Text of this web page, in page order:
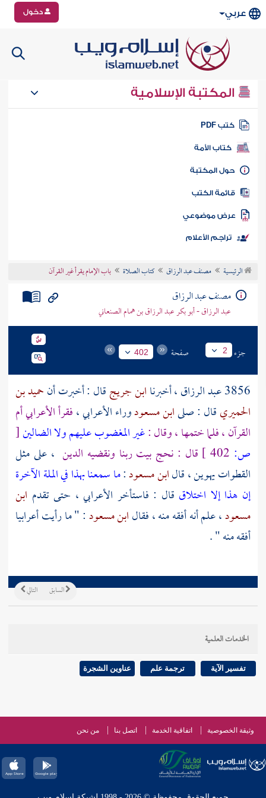
عربي دخول
المكتبة الإسلامية
كتب PDF
كتاب الأمة
المكتبة
الكتب
موضوعي
تراجم الأعلام
الرئيسية مصنف عبد الرزاق كتاب الصلاة باب الإمام يقرأ غير القرآن
مصنف عبد الرزاق
عبد الرزاق - أبو بكر عبد الرزاق بن همام الصنعاني
جزء 2 صفحة 402
3856عبد الرزاق، أخبرناابن جريجقال : أخبرت أنحميد بن
الحميريقال : صلىابن مسعودوراء الأعرابي ،فقرأ الأعرابي أم
القرآن ، فلما ختمها ، وقال :غير المغضوب عليهم ولا الضالين[
ص:
قال : نحج بيت ربنا ونقضيه الدين ، على مثل
القطوات يهوين ، قالابن مسعود:ما سمعنا بهذا في الملة الآخرة
إن هذا إلا اختلاق قال : فاستأخر الأعرابي ، حتى تقدم ابن
مسعود، علم أنه أفقه منه ، فقالابن مسعود: " ما رأيت أعرابيا
أفقه منه " .
التالي السابق
الخدمات العلمية
تفسير الآية ترجمة علم عناوين الشجرة
وثيقة الخصوصية اتفاقية الخدمة اتصل بنا من نحن